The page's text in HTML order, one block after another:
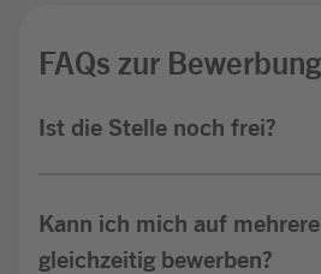
FAQs zur Bewerbung
Ist die Stelle noch frei?
Kann ich mich auf
gleichzeitig bewerben?